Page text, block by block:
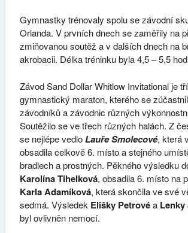
Gymnastky trénovaly spolu se závodní
Orlanda. V prvních dnech se zaměřily na
zmiňovanou soutěž a v dalších dnech na
akrobacii. Délka tréninku byla 4,5 – 5,5
Závod Sand Dollar Whitlow Invitational je
gymnastický maraton, kterého se
závodníků a závodnic různých
Soutěžilo se ve třech různých halách. Z
se nejlépe vedloLauře Smolecové, která
obsadila celkově 6. místo a stejného
bradlech a prostných. Pěkného výsledku
Karolína Tihelková, obsadila 6. místo na
Karla Adamíková, která skončila ve své
sedmá. Výsledek Elišky Petrovéa
byl ovlivněn nemocí.